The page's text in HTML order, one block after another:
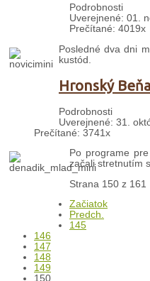
Podrobnosti
Uverejnené: 01.
Prečítané: 4019x
Posledné dva dni
kustód.
Hronský
Podrobnosti
Uverejnené: 31.
Prečítané: 3741x
Po programe
začali stretnutím
Strana 150 z 161
Začiatok
Predch.
145
146
147
148
149
150